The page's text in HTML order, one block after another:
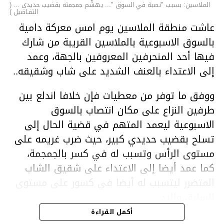
الملاسين: بسبب "نصبة في السوق "... يهشّم جمجمته بقضيب حديدي ... (
التفـاصيل )
عاشت منطقة الملاسين يوم امس معركة دامية
بالسوق الاسبوعية بالملاسين القريبة من شارك
فيها أحد المنحرفين المعروفين بالجهة، وعمد
إلى الاعتداء بالعنف الشديد على شاب وشقيقه..
ووفق ما توفر من معطيات فإن خلافا اندلع بين
طرفين النزاع على مكان انتصاب بالسوق
الاسبوعية ليعمد المتهم في قضية الحال إلى
تسلح بقضيب حديدي كبير، حيث ضرب غريمه على
مستوى الرأس وتسبب له في كسر بالجمجمة،
كما عمد أيضا إلى الاعتداء على شقيق الشاب
المتضرر ليتسبب له أيضا في كسور على مستوى
هذا وقد تمكن أعوان مركز الأمن الوطني بحي
أكمل القراءة